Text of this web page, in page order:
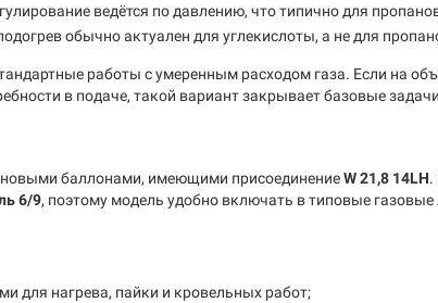
ведётся по давлению, что типично для
обычно актуален для углекислоты, а не для
работы с умеренным расходом газа. Если на
в подаче, такой вариант закрывает базовые
баллонами, имеющими присоединениеW 21,8 14LH.
6/9, поэтому модель удобно включать в типовые
для нагрева, пайки и кровельных работ;